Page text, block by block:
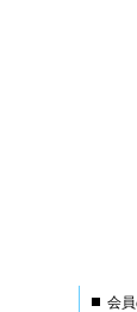
会